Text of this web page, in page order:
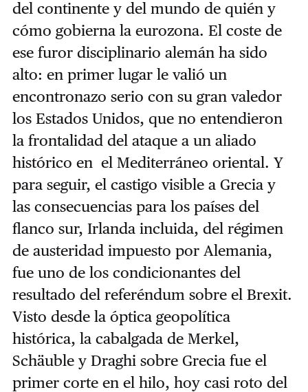
del continente y del mundo de quién y
cómo gobierna la eurozona. El coste de
ese furor disciplinario alemán ha sido
alto: en primer lugar le valió un
encontronazo serio con su gran valedor
los Estados Unidos, que no entendieron
la frontalidad del ataque a un aliado
histórico en el Mediterráneo oriental. Y
para seguir, el castigo visible a Grecia y
las consecuencias para los países del
flanco sur, Irlanda incluida, del régimen
de austeridad impuesto por Alemania,
fue uno de los condicionantes del
resultado del referéndum sobre el Brexit.
Visto desde la óptica geopolítica
histórica, la cabalgada de Merkel,
Schäuble y Draghi sobre Grecia fue el
primer corte en el hilo, hoy casi roto del